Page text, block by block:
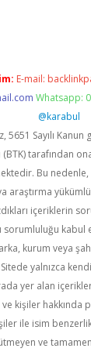
E-mail:
Whatsapp:
@karabul
5651 Sayılı
tarafından
Bu
araştırma
içeriklerin
kabul
kurum veya
yalnızca
yer alan
kişiler hakkında
ile isim
ve